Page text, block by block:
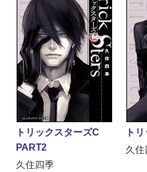
トリックスターズC
PART2
久住四季
ト
久住